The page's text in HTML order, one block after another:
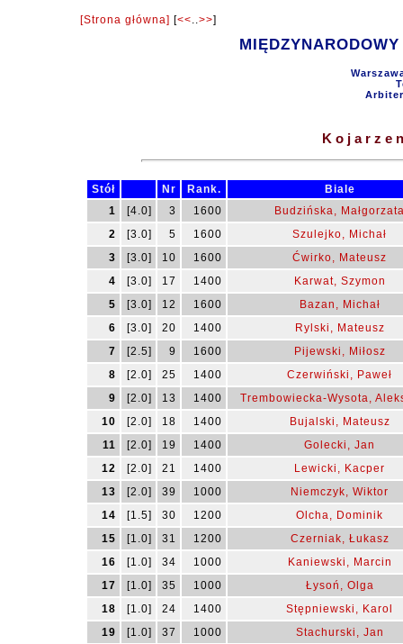
[Strona główna] [<<..>>]
Stół Nr Rank.
Biale
1
[4.0] 3 1600
Budzińska,
2
[3.0] 5 1600
Szulejko, Michał
3
[3.0] 10 1600
Ćwirko, Mateusz
4
[3.0] 17 1400
Karwat, Szymon
5
[3.0] 12 1600
Bazan, Michał
6
[3.0] 20 1400
Rylski, Mateusz
7
[2.5] 9 1600
Pijewski, Miłosz
8
[2.0] 25 1400
Czerwiński, Paweł
9
[2.0] 13 1400
Trembowiecka-Wysota,
10
[2.0] 18 1400
Bujalski, Mateusz
11
[2.0] 19 1400
Golecki, Jan
12
[2.0] 21 1400
Lewicki, Kacper
13
[2.0] 39 1000
Niemczyk, Wiktor
14
[1.5] 30 1200
Olcha, Dominik
15
[1.0] 31 1200
Czerniak, Łukasz
16
[1.0] 34 1000
Kaniewski, Marcin
17
[1.0] 35 1000
Łysoń, Olga
18
[1.0] 24 1400
Stępniewski, Karol
19
[1.0] 37 1000 Stachurski, Jan